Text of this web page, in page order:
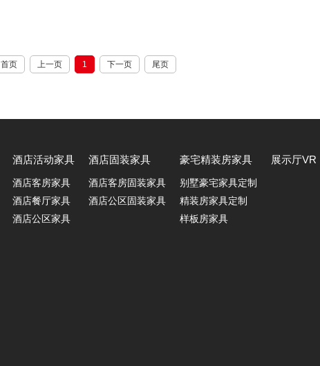
首页 上一页 1 下一页 尾页
酒店活动家具
酒店客房家具
酒店餐厅家具
酒店公区家具
酒店固装家具
酒店客房固装家具
酒店公区固装家具
豪宅精装房家具
别墅豪宅家具定制
精装房家具定制
样板房家具
展示厅VR